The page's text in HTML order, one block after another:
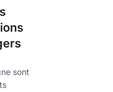
sont